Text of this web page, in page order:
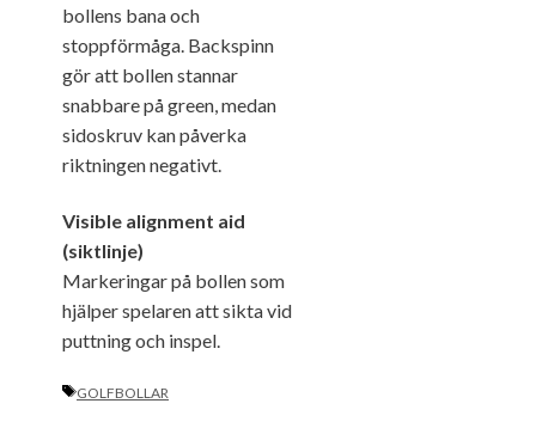
bollens bana och
stoppförmåga. Backspinn
gör att bollen stannar
snabbare på green, medan
sidoskruv kan påverka
riktningen negativt.
Visible alignment aid
(siktlinje)
Markeringar på bollen som
hjälper spelaren att sikta vid
puttning och inspel.
ETIKETTER
GOLFBOLLAR